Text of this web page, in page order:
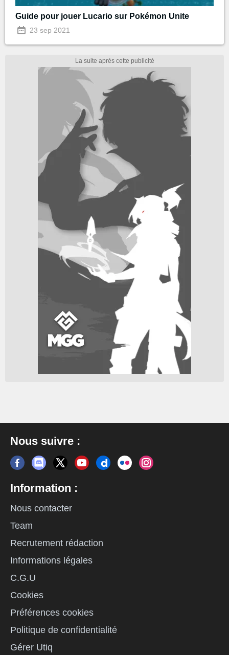
Guide pour jouer Lucario sur Pokémon Unite
23 sep 2021
Nous suivre :
Information :
Nous contacter
Team
Recrutement rédaction
Informations légales
C.G.U
Cookies
Préférences cookies
Politique de confidentialité
Gérer Utiq